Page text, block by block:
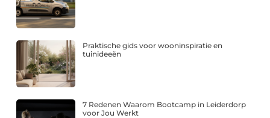
Praktische gids voor wooninspiratie en
tuinideeën
7 Redenen Waarom Bootcamp in Leiderdorp
voor Jou Werkt